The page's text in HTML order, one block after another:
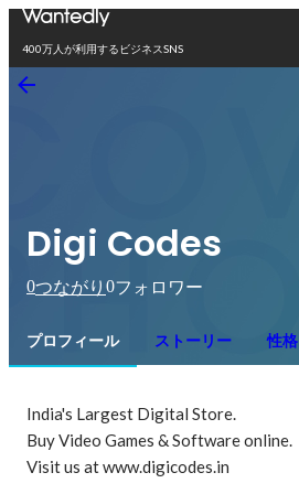
400万人が利用するビジネスSNS
Digi Codes
0つながり 0フォロワー
プロフィール ストーリー 性格
India's Largest Digital Store.
Buy Video Games & Software online.
Visit us at www.digicodes.in